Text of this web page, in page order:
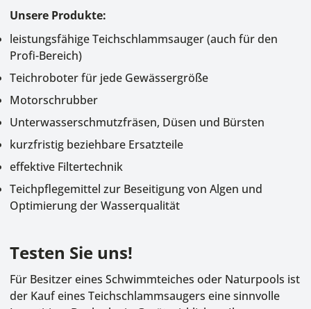
Unsere Produkte:
leistungsfähigeTeichschlammsauger(auch für den
Profi-Bereich)
Teichroboterfür jede Gewässergröße
Motorschrubber
Unterwasserschmutzfräsen, Düsen und Bürsten
kurzfristig beziehbare Ersatzteile
effektive Filtertechnik
Teichpflegemittel zur Beseitigung von Algen und
Optimierung der Wasserqualität
Testen Sie uns!
Für Besitzer eines Schwimmteiches oder Naturpools ist
der Kauf eines Teichschlammsaugers eine sinnvolle